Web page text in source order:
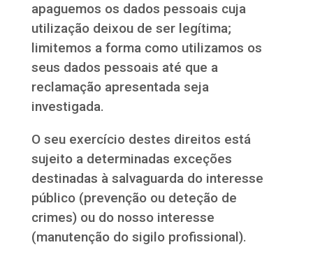
apaguemos os dados pessoais cuja
utilização deixou de ser legítima;
limitemos a forma como utilizamos os
seus dados pessoais até que a
reclamação apresentada seja
investigada.
O seu exercício destes direitos está
sujeito a determinadas exceções
destinadas à salvaguarda do interesse
público (prevenção ou deteção de
crimes) ou do nosso interesse
(manutenção do sigilo profissional).